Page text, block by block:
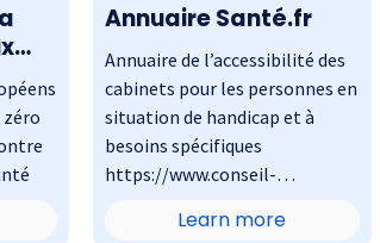
Annuaire Santé.fr
Annuaire de l’accessibilité des
cabinets pour les personnes en
situation de handicap et à
besoins spécifiques
https://www.conseil-
Learn more